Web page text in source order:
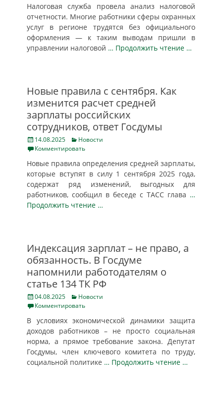
Налоговая служба провела анализ налоговой
отчетности. Многие работники сферы охранных
услуг в регионе трудятся без официального
оформления — к таким выводам пришли в
управлении налоговой … Продолжить чтение …
Новые правила с сентября. Как
изменится расчет средней
зарплаты российских
сотрудников, ответ Госдумы
Posted
on
14.08.2025 Categories
Новости
Комментировать
Новые правила определения средней зарплаты,
которые вступят в силу 1 сентября 2025 года,
содержат ряд изменений, выгодных для
работников, сообщил в беседе с ТАСС глава …
Продолжить чтение …
Индексация зарплат – не право, а
обязанность. В Госдуме
напомнили работодателям о
статье 134 ТК РФ
Posted
on
04.08.2025 Categories
Новости
Комментировать
В условиях экономической динамики защита
доходов работников – не просто социальная
норма, а прямое требование закона. Депутат
Госдумы, член ключевого комитета по труду,
социальной политике … Продолжить чтение …